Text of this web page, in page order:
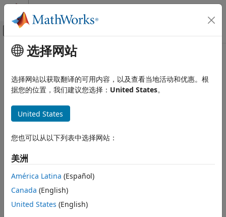
跳到内容
画布外导航菜单切换
文档主页
MATLAB Report Generator
报告生成器创建
MATLAB Report Generator
模板
package
本页内容
语法
主要内容
本页采用了机器翻译。点击此处可查看英文原文。
package
类:mlreportgen.dom.Document
命名空间:mlreportgen.dom
将 OPC 部件文件添加到文档包中
全页展开
语法
partOut = package(docObj,opcPart)
说明
选择网站
选择网站以获取翻译的可用内容，以及查看当地活动和优惠。根
据您的位置，我们建议您选择： United States。
United States
您也可以从以下列表中选择网站：
美洲
América Latina (Español)
Canada (English)
United States (English)